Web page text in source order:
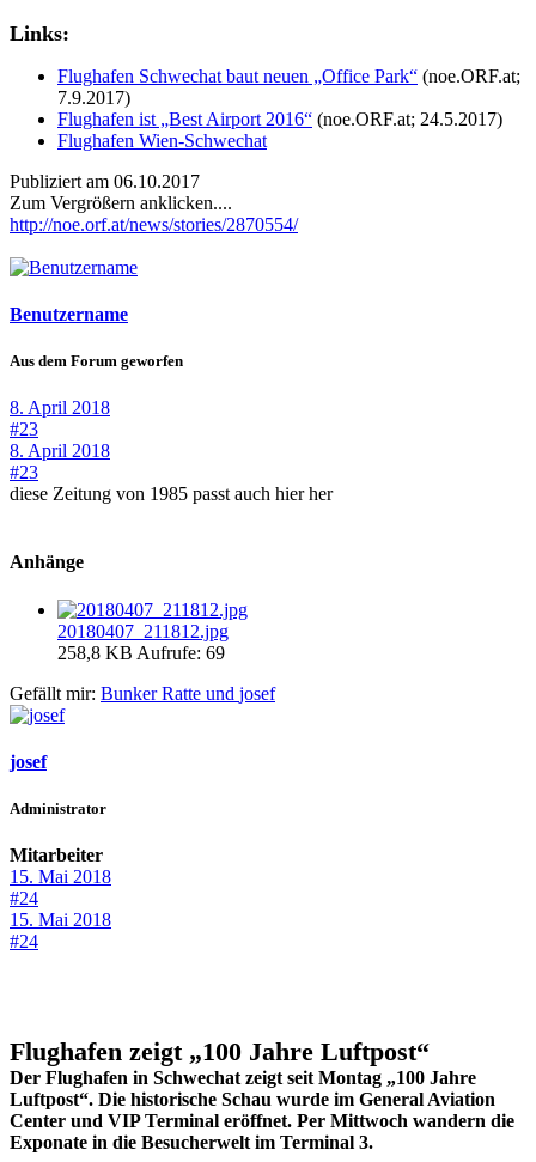
Links:
Flughafen Schwechat baut neuen „Office Park“ (noe.ORF.at;
7.9.2017)
Flughafen ist „Best Airport 2016“ (noe.ORF.at; 24.5.2017)
Flughafen Wien-Schwechat
Publiziert am 06.10.2017
Zum Vergrößern anklicken....
http://noe.orf.at/news/stories/2870554/
Benutzername
Aus dem Forum geworfen
8. April 2018
#23
8. April 2018
#23
diese Zeitung von 1985 passt auch hier her
Anhänge
20180407_211812.jpg
258,8 KB Aufrufe: 69
Gefällt mir: Bunker Ratte und josef
josef
Administrator
Mitarbeiter
15. Mai 2018
#24
15. Mai 2018
#24
Flughafen zeigt „100 Jahre Luftpost“
Der Flughafen in Schwechat zeigt seit Montag „100 Jahre
Luftpost“. Die historische Schau wurde im General Aviation
Center und VIP Terminal eröffnet. Per Mittwoch wandern die
Exponate in die Besucherwelt im Terminal 3.